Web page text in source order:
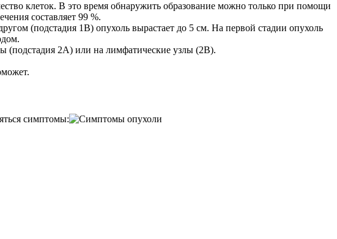
клеток. В это время обнаружить образование можно только при помощи
составляет 99 %.
(подстадия 1В) опухоль вырастает до 5 см. На первой стадии опухоль
(подстадия 2А) или на лимфатические узлы (2В).
симптомы: